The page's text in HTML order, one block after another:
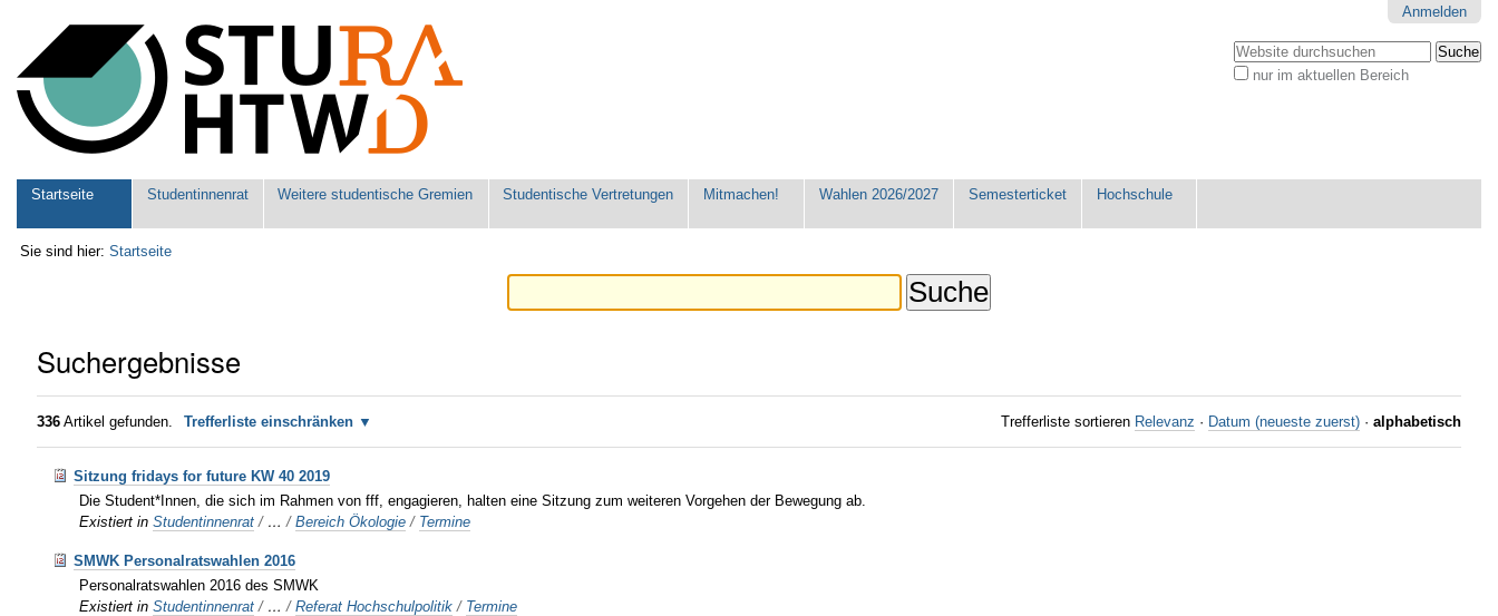
Werkzeuge
Anmelden
Website durchsuchen
nur im aktuellen Bereich
Sektionen
Startseite Studentinnenrat Weitere studentische Gremien Studentische Vertretungen Mitmachen! Wahlen 2026/2027 Semesterticket Hochschule
Sie sind hier: Startseite
Suchergebnisse
336 Artikel gefunden. Trefferliste einschränken Trefferliste sortieren Relevanz · Datum (neueste zuerst) · alphabetisch
Sitzung fridays for future KW 40 2019
Die Student*Innen, die sich im Rahmen von fff, engagieren, halten eine Sitzung zum weiteren Vorgehen der Bewegung ab.
Existiert in Studentinnenrat / …/Bereich Ökologie / Termine
SMWK Personalratswahlen 2016
Personalratswahlen 2016 des SMWK
Existiert in Studentinnenrat / …/Referat Hochschulpolitik / Termine